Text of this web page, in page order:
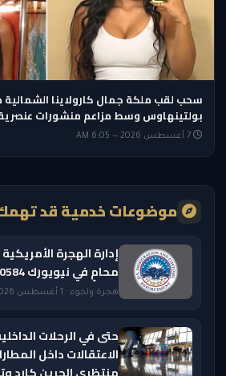
سحب لقب ملكة جمال كارولاينا الشمالية
بولتينهاوس وسط مزاعم منشورات
موضوعات خدمية قد
إدارة الهجرة
محامٍ في نيويورك 470584 دولاراً
هجرة ولجوء · 1 أغسطس 2026 — 7:10 PM
الاعتقالات داخل